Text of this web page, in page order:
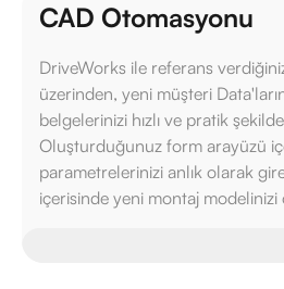
CAD Otomasyonu
DriveWorks ile referans
üzerinden, yeni müşteri
belgelerinizi hızlı ve pratik
Oluşturduğunuz form arayüzü
parametrelerinizi anlık olarak
içerisinde yeni montaj